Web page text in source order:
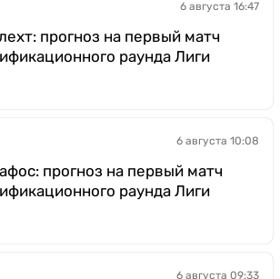
6 августа 16:47
прогноз на первый матч
раунда Лиги
6 августа 10:08
прогноз на первый матч
раунда Лиги
6 августа 09:33